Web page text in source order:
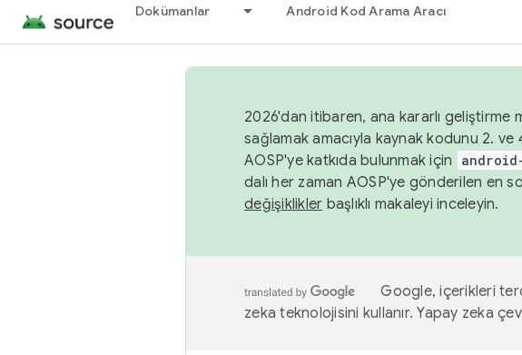
Dokümanlar Android Kod Arama Aracı
2026'dan itibaren, ana kararlı geliştirme
sağlamak amacıyla kaynak kodunu 2.
AOSP'ye katkıda bulunmak için
dalı her zaman AOSP'ye gönderilen en
değişiklikler başlıklı makaleyi inceleyin.
Google, içerikleri
zeka teknolojisini kullanır. Yapay zeka